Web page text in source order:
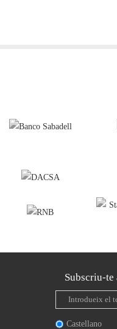
Subscriu-te
Castellano